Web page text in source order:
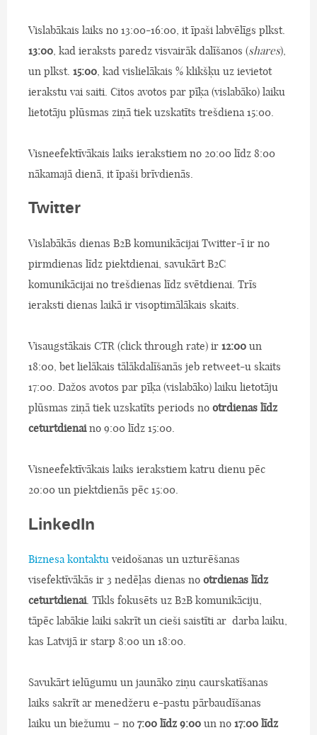
Vislabākais laiks no 13:00-16:00, it īpaši labvēlīgs plkst.
13:00 , kad ieraksts paredz visvairāk dalīšanos (shares),
un plkst. 15:00 , kad vislielākais % klikšķu uz ievietot
ierakstu vai saiti. Citos avotos par pīķa (vislabāko) laiku
lietotāju plūsmas ziņā tiek uzskatīts trešdiena 15:00.
Visneefektīvākais laiks ierakstiem no 20:00 līdz 8:00
nākamajā dienā, it īpaši brīvdienās.
Twitter
Vislabākās dienas B2B komunikācijai Twitter-ī ir no
pirmdienas līdz piektdienai, savukārt B2C
komunikācijai no trešdienas līdz svētdienai. Trīs
ieraksti dienas laikā ir visoptimālākais skaits.
Visaugstākais CTR (click through rate) ir 12:00 un
18:00, bet lielākais tālākdalīšanās jeb retweet-u skaits
17:00. Dažos avotos par pīķa (vislabāko) laiku lietotāju
plūsmas ziņā tiek uzskatīts periods no otrdienas līdz
ceturtdienaino 9:00 līdz 15:00.
Visneefektīvākais laiks ierakstiem katru dienu pēc
20:00 un piektdienās pēc 15:00.
LinkedIn
Biznesa kontaktu veidošanas un uzturēšanas
visefektīvākās ir 3 nedēļas dienas no otrdienas līdz
ceturtdienai. Tīkls fokusēts uz B2B komunikāciju,
tāpēc labākie laiki sakrīt un cieši saistīti ar darba laiku,
kas Latvijā ir starp 8:00 un 18:00.
Savukārt ielūgumu un jaunāko ziņu caurskatīšanas
laiks sakrīt ar menedžeru e-pastu pārbaudīšanas
laiku un biežumu – no 7:00 līdz 9:00 un no 17:00 līdz